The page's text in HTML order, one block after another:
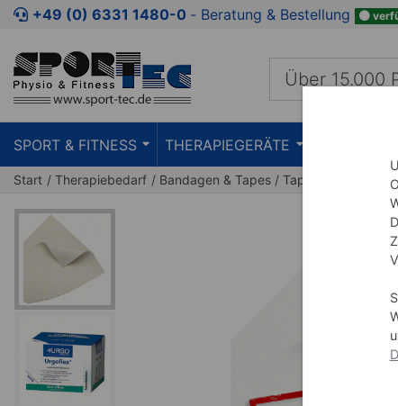
Zum Kaufbereich springen Zur Produktbeschreibung
+49 (0) 6331 1480-0 ‐ Beratung & Bestellung
SPORT & FITNESS THERAPIEGERÄTE
Start Therapiebedarf Bandagen & Tapes Tape